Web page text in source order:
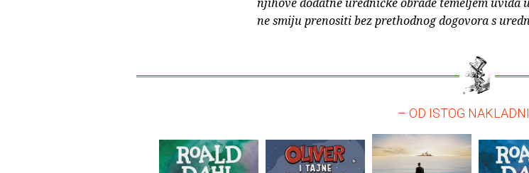
ne smiju prenositi bez prethodnog dogovora s
– OD ISTOG